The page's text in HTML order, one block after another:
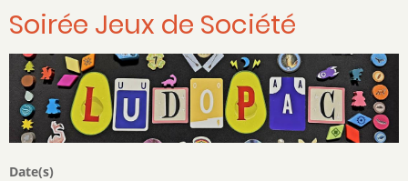
Soirée Jeux de Société
Date(s)